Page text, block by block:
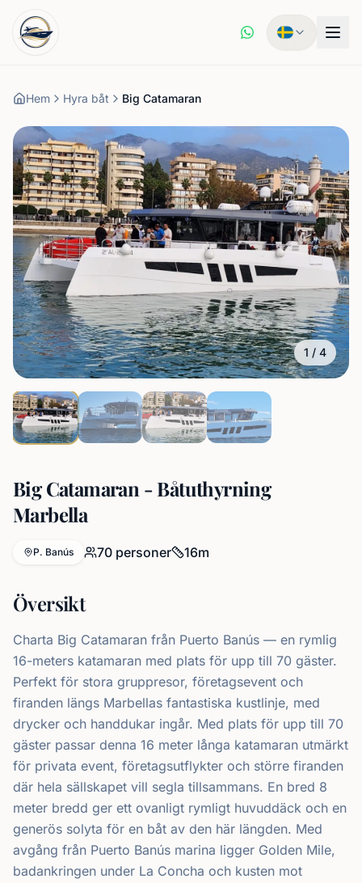
Hem Hyra båt Big Catamaran
1 / 4
Big Catamaran - Båtuthyrning
Marbella
P. Banús 70 personer 16m
Översikt
Charta Big Catamaran från Puerto Banús — en rymlig
16-meters katamaran med plats för upp till 70 gäster.
Perfekt för stora gruppresor, företagsevent och
firanden längs Marbellas fantastiska kustlinje, med
drycker och handdukar ingår. Med plats för upp till 70
gäster passar denna 16 meter långa katamaran utmärkt
för privata event, företagsutflykter och större firanden
där hela sällskapet vill segla tillsammans. En bred 8
meter bredd ger ett ovanligt rymligt huvuddäck och en
generös solyta för en båt av den här längden. Med
avgång från Puerto Banús marina ligger Golden Mile,
badankringen under La Concha och kusten mot